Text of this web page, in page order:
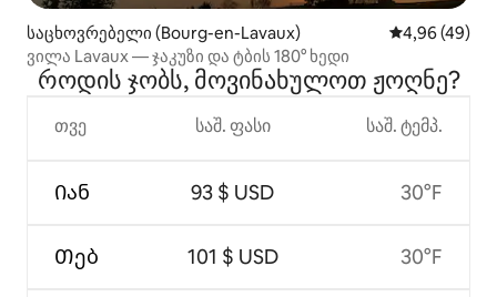
საცხოვრებელი (Bourg-en-Lavaux) საშუალო
4,96 (49)
ვილა Lavaux — ჯაკუზი და ტბის 180° ხედი
როდის ჯობს, მოვინახულოთ ჟოღნე?
თვე
Იან
Თებ
საშ. ფასი
93 $ USD
101 $ USD
საშ. ტემპ.
30°F
30°F